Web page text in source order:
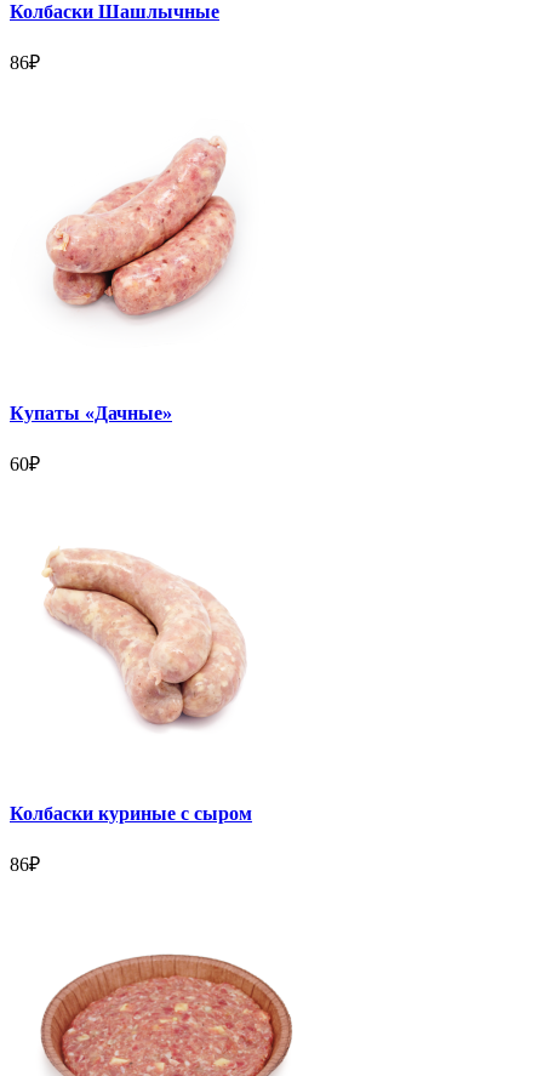
Колбаски Шашлычные
86₽
Купаты «Дачные»
60₽
Колбаски куриные с сыром
86₽